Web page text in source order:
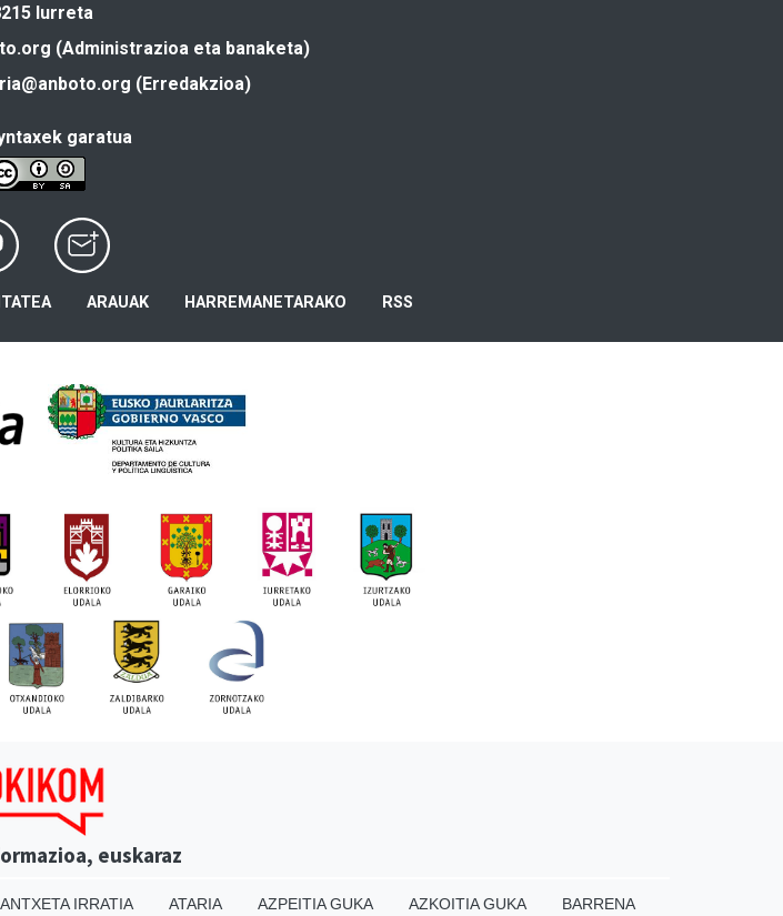
Iurreta
(Administrazioa eta banaketa)
(Erredakzioa)
garatua
ARAUAK HARREMANETARAKO RSS
euskaraz
ANTXETA IRRATIA ATARIA AZPEITIA GUKA AZKOITIA GUKA BARRENA